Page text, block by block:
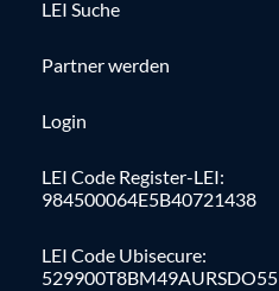
LEI Suche
Partner werden
Login
LEI Code Register-LEI:
984500064E5B40721438
LEI Code Ubisecure:
529900T8BM49AURSDO55